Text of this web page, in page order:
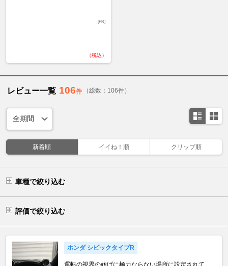
[PR]
（税込）
レビュー一覧 106件 （総数：106件）
新着順 イイね！順 クリップ順
車種で絞り込む
評価で絞り込む
ホンダ シビックタイプR
運転の視界の妨げに極力ならない場所に設定されて